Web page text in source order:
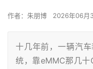
作者： 朱朋博 2026年06月
十几年前，一辆汽
统，靠eMMC那几